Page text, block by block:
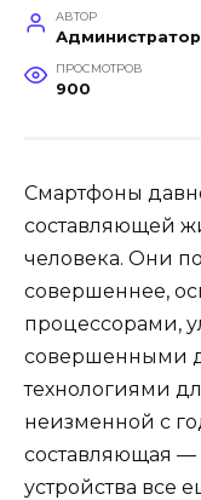
АВТОР
Администратор
ПРОСМОТРОВ
900
Смартфоны
составляющей
человека. Они
совершеннее,
процессорами,
совершенными
технологиями
неизменной с
составляющая —
устройства все